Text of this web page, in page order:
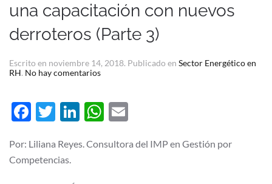
una capacitación con nuevos
derroteros (Parte 3)
Escrito en noviembre 14, 2018. Publicado en Sector Energético en
RH. No hay comentariosen
y
el
imperativo
capacitación
Facebook
Twitter
LinkedIn
WhatsApp
Por: Liliana Reyes. Consultora del IMP en Gestión por
Competencias.